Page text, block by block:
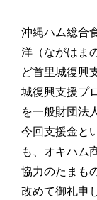
沖縄ハム総合
洋（ながはま
ど首里城復興
城復興支援プ
を一般財団法
今回支援金と
も、オキハム
協力のたまも
改めて御礼申